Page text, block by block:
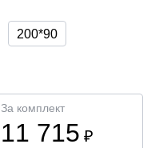
200*90
За комплект
11 715 ₽